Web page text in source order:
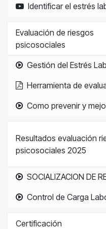
Evaluación de riesgos
psicosociales
Gestión del Estrés
Herramienta de
Como prevenir y
Resultados evaluación
psicosociales 2025
Control de Carga
Certificación